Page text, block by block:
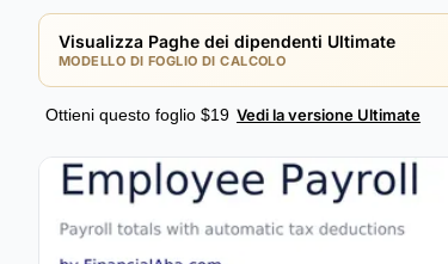
Visualizza Paghe dei dipendenti Ultimate
MODELLO DI FOGLIO DI CALCOLO
Ottieni questo foglio $19 Vedi la versione Ultimate